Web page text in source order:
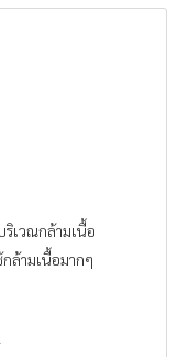
เวณกล้ามเนื้อ
ล้ามเนื้อมากๆ